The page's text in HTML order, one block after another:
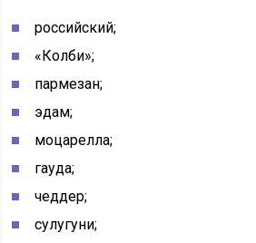
российский;
«Колби»;
пармезан;
эдам;
моцарелла;
гауда;
чеддер;
сулугуни;